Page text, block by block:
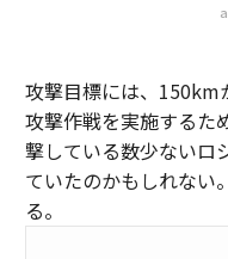
攻撃目標には、150km
攻撃作戦を実施するた
撃している数少ないロ
ていたのかもしれない
る。